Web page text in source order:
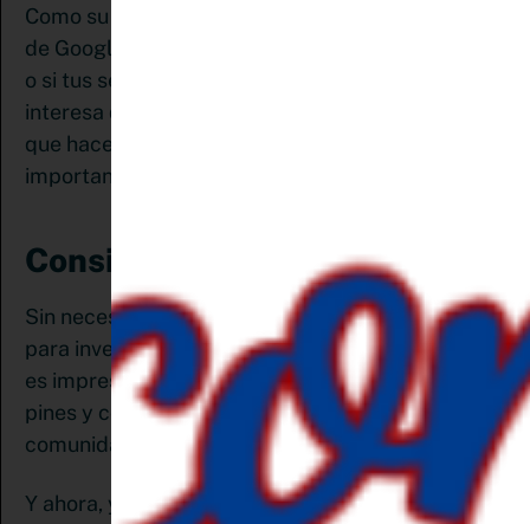
Como su algoritmo funciona de manera similar al
de Google, no importa si tu pin es de los primeros
o si tus seguidores están interactuando con él, le
interesa que esté relacionado con la búsqueda
que hacen los usuarios. Por eso es muy
importante el uso de las palabras claves
Consigue tráfico gratis
Sin necesidad de contar con un gran presupuesto
para invertir una campaña de social media. Eso sí,
es imprescindible optimizar perfectamente tus
pines y compartir contenido de valor para tu
comunidad.
Y ahora, ya tienes claro el porqué, pero